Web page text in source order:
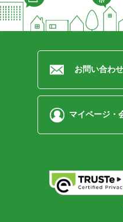
お問い合わ
マイページ・